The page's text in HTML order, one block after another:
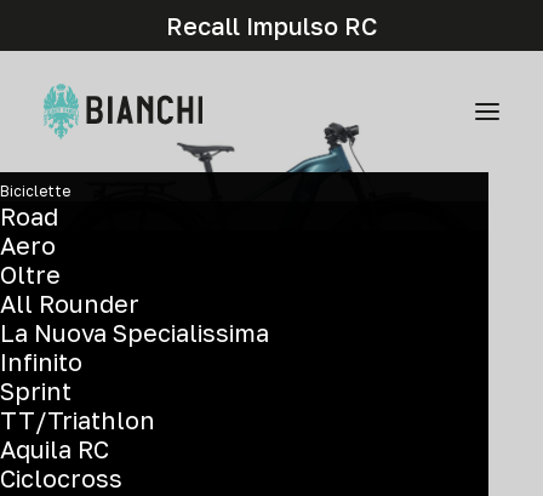
Recall Impulso RC
Biciclette
Road
Aero
Oltre
All Rounder
La Nuova Specialissima
Infinito
Sprint
TT/Triathlon
Aquila RC
Ciclocross
Components and graphic details may differ from
the actual model.